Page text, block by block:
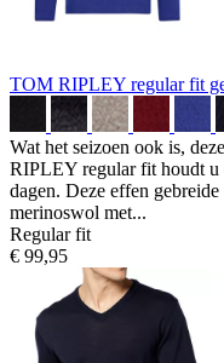
TOM RIPLEY regular fit
Wat het seizoen ook is,
RIPLEY regular fit houdt u
dagen. Deze effen
merinoswol met...
Regular fit
€ 99,95